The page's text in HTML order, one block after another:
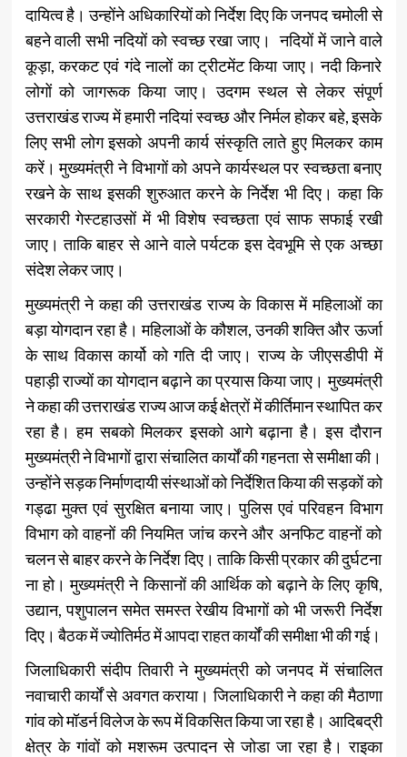
दायित्व है। उन्होंने अधिकारियों को निर्देश दिए कि जनपद चमोली से
बहने वाली सभी नदियों को स्वच्छ रखा जाए। नदियों में जाने वाले
कूड़ा, करकट एवं गंदे नालों का ट्रीटमेंट किया जाए। नदी किनारे
लोगों को जागरूक किया जाए। उदगम स्थल से लेकर संपूर्ण
उत्तराखंड राज्य में हमारी नदियां स्वच्छ और निर्मल होकर बहे, इसके
लिए सभी लोग इसको अपनी कार्य संस्कृति लाते हुए मिलकर काम
करें। मुख्यमंत्री ने विभागों को अपने कार्यस्थल पर स्वच्छता बनाए
रखने के साथ इसकी शुरुआत करने के निर्देश भी दिए। कहा कि
सरकारी गेस्टहाउसों में भी विशेष स्वच्छता एवं साफ सफाई रखी
जाए। ताकि बाहर से आने वाले पर्यटक इस देवभूमि से एक अच्छा
संदेश लेकर जाए।
मुख्यमंत्री ने कहा की उत्तराखंड राज्य के विकास में महिलाओं का
बड़ा योगदान रहा है। महिलाओं के कौशल, उनकी शक्ति और ऊर्जा
के साथ विकास कार्यो को गति दी जाए। राज्य के जीएसडीपी में
पहाड़ी राज्यों का योगदान बढ़ाने का प्रयास किया जाए। मुख्यमंत्री
ने कहा की उत्तराखंड राज्य आज कई क्षेत्रों में कीर्तिमान स्थापित कर
रहा है। हम सबको मिलकर इसको आगे बढ़ाना है। इस दौरान
मुख्यमंत्री ने विभागों द्वारा संचालित कार्यों की गहनता से समीक्षा की।
उन्होंने सड़क निर्माणदायी संस्थाओं को निर्देशित किया की सड़कों को
गड्ढा मुक्त एवं सुरक्षित बनाया जाए। पुलिस एवं परिवहन विभाग
विभाग को वाहनों की नियमित जांच करने और अनफिट वाहनों को
चलन से बाहर करने के निर्देश दिए। ताकि किसी प्रकार की दुर्घटना
ना हो। मुख्यमंत्री ने किसानों की आर्थिक को बढ़ाने के लिए कृषि,
उद्यान, पशुपालन समेत समस्त रेखीय विभागों को भी जरूरी निर्देश
दिए। बैठक में ज्योतिर्मठ में आपदा राहत कार्यों की समीक्षा भी की गई।
जिलाधिकारी संदीप तिवारी ने मुख्यमंत्री को जनपद में संचालित
नवाचारी कार्यों से अवगत कराया। जिलाधिकारी ने कहा की मैठाणा
गांव को मॉडर्न विलेज के रूप में विकसित किया जा रहा है। आदिबद्री
क्षेत्र के गांवों को मशरूम उत्पादन से जोडा जा रहा है। राइका